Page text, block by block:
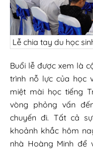
Lễ chia tay du học
Buổi lễ được xem là
trình nỗ lực của học
miệt mài học tiếng
vòng phỏng vấn
chuyến đi. Tất cả
khoảnh khắc hôm
nhà Hoàng Minh